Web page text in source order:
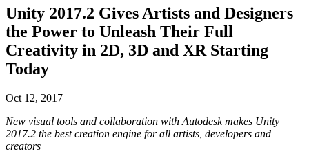
プランと価格
デプロイ
マルチプラットフォーム
LiveOps
ローンチ後のインサイトとライブゲームオペレーション
成長
顧客体験
インタラクティブな3D体験を作成する
業界
製造業
小売
店内体験をオンライン体験に変換する
ロードマップ
今後の機能をレビューする
用語集
インサイト
ケーススタディ
実際の成功事例
コミュニティストーリー
Made with Unity
Unityクリエイターの紹介
ライブストリーム
開発者、クリエイター、インサイダーに参加する
Unity Awards
世界中のUnityクリエイターを祝う
スタートガイド
学習を開始しましょう
Unityエッセンシャルパスウェイ
ハウツーガイド
実用的なヒントとベストプラクティス
教育
FAQ
よくある質問への回答
お問い合わせ
私たちのチームに連絡する
Unity 2017.2 Gives Artists and Designers
the Power to Unleash Their Full
Creativity in 2D, 3D and XR Starting
Today
Oct 12, 2017
New visual tools and collaboration with Autodesk makes Unity
2017.2 the best creation engine for all artists, developers and
creators